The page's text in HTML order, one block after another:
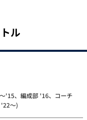
ル
'15、編成部 '16、コーチ
'22～)